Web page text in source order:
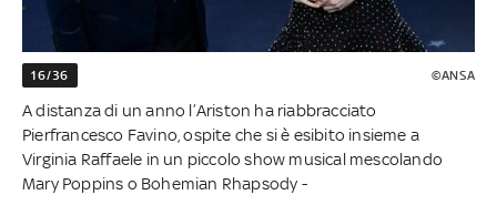
16/36 ©ANSA
A distanza di un anno l’Ariston ha riabbracciato
Pierfrancesco Favino, ospite che si è esibito insieme a
Virginia Raffaele in un piccolo show musical mescolando
Mary Poppins o Bohemian Rhapsody -